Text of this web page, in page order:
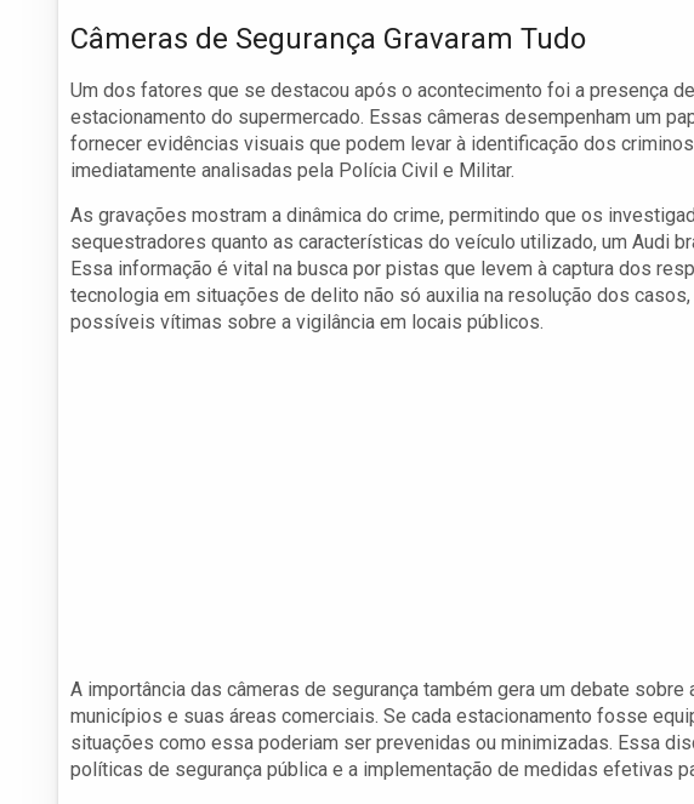
Câmeras de Segurança Gravaram Tudo
Um dos fatores que se destacou após o acontecimento foi a presença
estacionamento do supermercado. Essas câmeras desempenham um
fornecer evidências visuais que podem levar à identificação dos
imediatamente analisadas pela Polícia Civil e Militar.
As gravações mostram a dinâmica do crime, permitindo que os
sequestradores quanto as características do veículo utilizado, um Audi
Essa informação é vital na busca por pistas que levem à captura dos
tecnologia em situações de delito não só auxilia na resolução dos
possíveis vítimas sobre a vigilância em locais públicos.
A importância das câmeras de segurança também gera um debate
municípios e suas áreas comerciais. Se cada estacionamento fosse
situações como essa poderiam ser prevenidas ou minimizadas. Essa
políticas de segurança pública e a implementação de medidas efetivas